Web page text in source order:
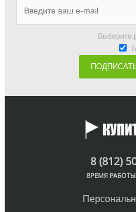
Выберите
8 (812)
ВРЕМЯ